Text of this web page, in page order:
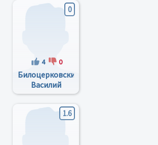
0
4 0
Билоцерковский
Василий
Яковлевич
1.6